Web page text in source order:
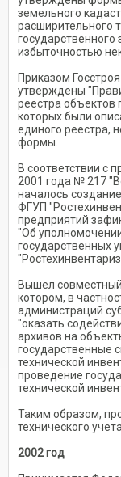
земельного
расширительного
государственного
избыточностью
Приказом
утверждены
реестра объектов
которых были
единого реестра,
формы.
В соответствии с
2001 года № 217
началось
ФГУП
предприятий
"Об
государственных
Вышел совместный
котором, в
администраций
"оказать
архивов на
государственные
технической
проведение
технической
Таким образом,
технического учета.
2002 год